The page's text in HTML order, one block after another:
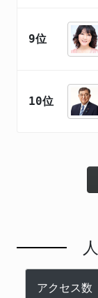
9位
10位
アクセス数